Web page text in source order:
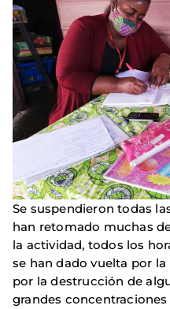
Se suspendieron todas
han retomado muchas
la actividad, todos los
se han dado vuelta por
por la destrucción de
grandes